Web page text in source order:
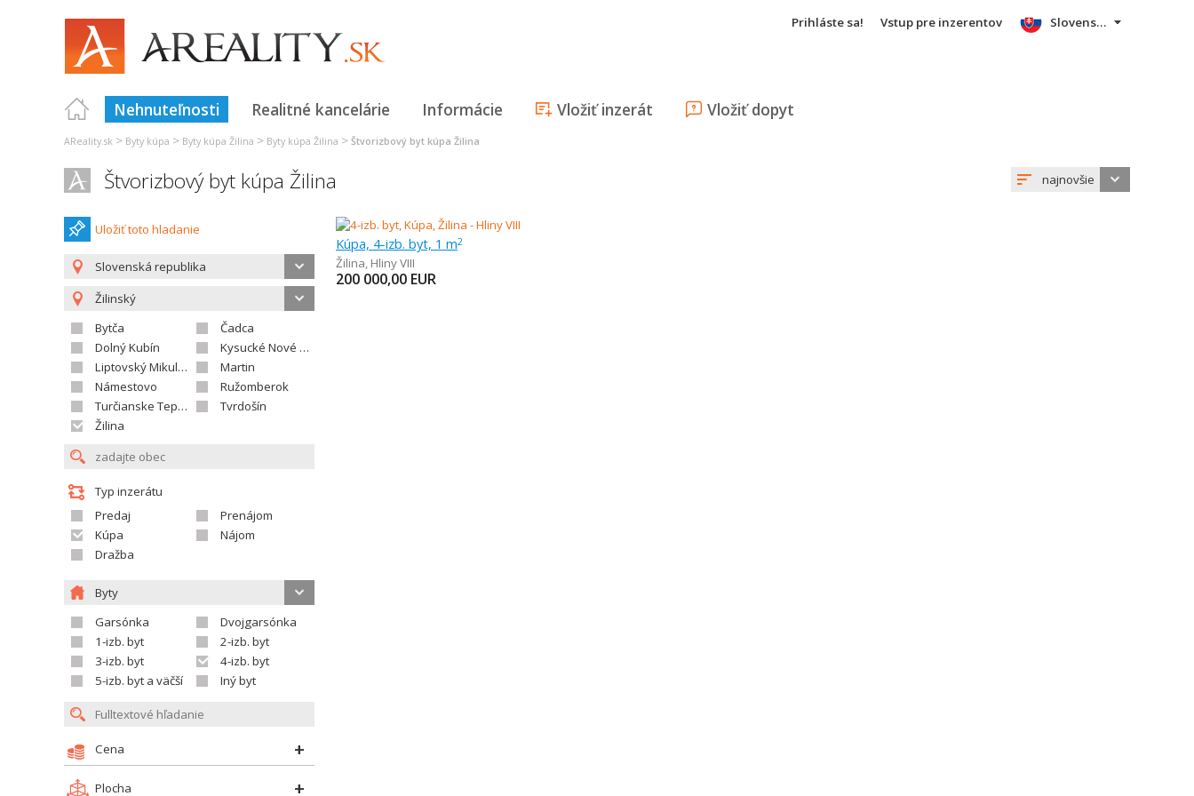
Prihláste sa! Vstup pre inzerentov
Nehnuteľnosti Realitné kancelárie Informácie Vložiť inzerát Vložiť dopyt
Slovensky
AReality.sk > Byty kúpa > Byty kúpa Žilina > Byty kúpa Žilina > Štvorizbový byt kúpa Žilina
Štvorizbový byt kúpa Žilina najnovšie
Uložiť toto hladanie
Slovenská republika
Žilinský
Bytča
Čadca
Dolný Kubín
Kysucké Nové Mesto
Liptovský Mikuláš
Martin
Námestovo
Ružomberok
Turčianske Teplice
Tvrdošín
Žilina
Typ inzerátu
Predaj
Prenájom
Kúpa
Nájom
Dražba
Byty
Garsónka
Dvojgarsónka
1-izb. byt
2-izb. byt
3-izb. byt
4-izb. byt
5-izb. byt a väčší
Iný byt
Cena
Plocha
Kúpa, 4-izb. byt, 1 m2
Žilina, Hliny VIII
200 000,00 EUR